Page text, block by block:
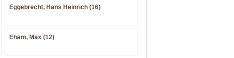
Eggebrecht, Hans Heinrich (16)
Eham, Max (12)